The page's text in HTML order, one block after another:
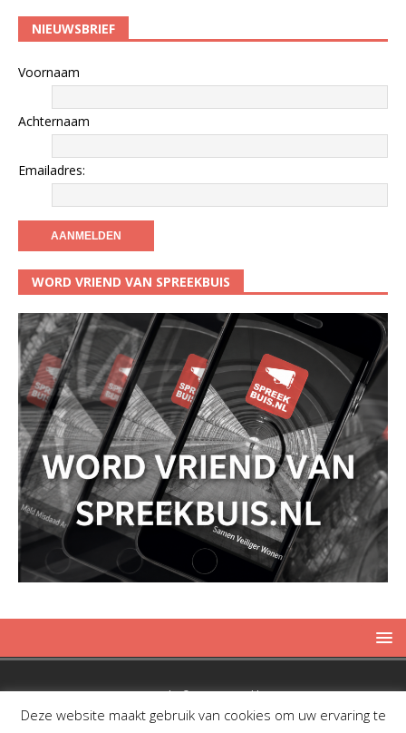
NIEUWSBRIEF
Voornaam
Achternaam
Emailadres:
WORD VRIEND VAN SPREEKBUIS
Copyright © 2019 Spreekbuis
Deze website maakt gebruik van cookies om uw ervaring te